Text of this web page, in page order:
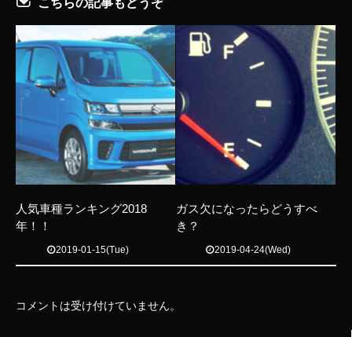
こちらの記事もどうぞ
人気車種ランキング2018
年！！
2019-01-15(Tue)
ガス欠になったらどうすべ
き？
2019-04-24(Wed)
コメントは受け付けていません。